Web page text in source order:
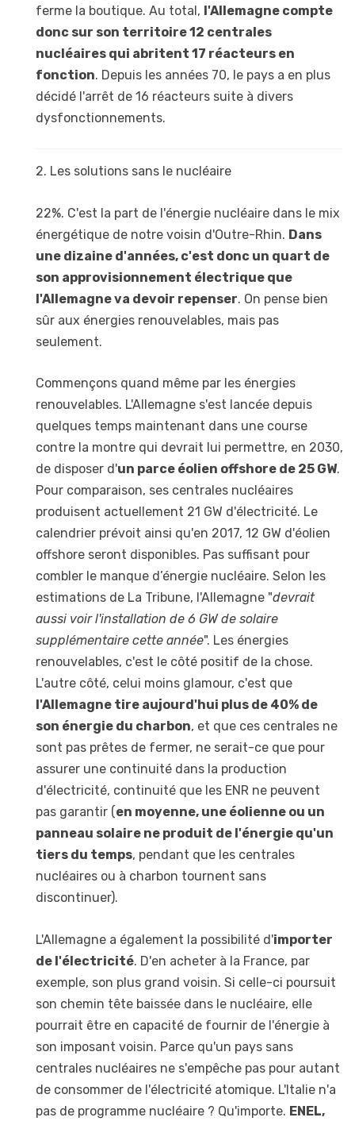
ferme la boutique. Au total, l'Allemagne compte
donc sur son territoire 12 centrales
nucléaires qui abritent 17 réacteurs en
fonction. Depuis les années 70, le pays a en plus
décidé l'arrêt de 16 réacteurs suite à divers
dysfonctionnements.
2. Les solutions sans le nucléaire
22%. C'est la part de l'énergie nucléaire dans le mix
énergétique de notre voisin d'Outre-Rhin. Dans
une dizaine d'années, c'est donc un quart de
son approvisionnement électrique que
l'Allemagne va devoir repenser. On pense bien
sûr aux énergies renouvelables, mais pas
seulement.
Commençons quand même par les énergies
renouvelables. L'Allemagne s'est lancée depuis
quelques temps maintenant dans une course
contre la montre qui devrait lui permettre, en 2030,
de disposer d'un parce éolien offshore de 25 GW.
Pour comparaison, ses centrales nucléaires
produisent actuellement 21 GW d'électricité. Le
calendrier prévoit ainsi qu'en 2017, 12 GW d'éolien
offshore seront disponibles. Pas suffisant pour
combler le manque d’énergie nucléaire. Selon les
estimations de La Tribune, l'Allemagne "devrait
aussi voir l'installation de 6 GW de solaire
supplémentaire cette année". Les énergies
renouvelables, c'est le côté positif de la chose.
L'autre côté, celui moins glamour, c'est que
l'Allemagne tire aujourd'hui plus de 40% de
son énergie du charbon, et que ces centrales ne
sont pas prêtes de fermer, ne serait-ce que pour
assurer une continuité dans la production
d'électricité, continuité que les ENR ne peuvent
pas garantir (en moyenne, une éolienne ou un
panneau solaire ne produit de l'énergie qu'un
tiers du temps, pendant que les centrales
nucléaires ou à charbon tournent sans
discontinuer).
L'Allemagne a également la possibilité d'importer
de l'électricité. D'en acheter à la France, par
exemple, son plus grand voisin. Si celle-ci poursuit
son chemin tête baissée dans le nucléaire, elle
pourrait être en capacité de fournir de l'énergie à
son imposant voisin. Parce qu'un pays sans
centrales nucléaires ne s'empêche pas pour autant
de consommer de l'électricité atomique. L'Italie n'a
pas de programme nucléaire ? Qu'importe. ENEL,